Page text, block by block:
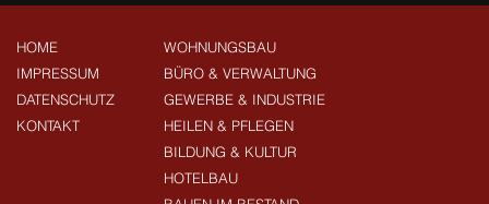
HOME
IMPRESSUM
DATENSCHUTZ
KONTAKT
WOHNUNGSBAU
BÜRO & VERWALTUNG
GEWERBE & INDUSTRIE
HEILEN & PFLEGEN
BILDUNG & KULTUR
HOTELBAU